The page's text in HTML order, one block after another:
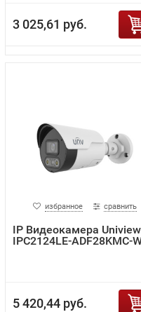
3 025,61 руб.
избранное сравнить
IP Видеокамера Uniview
IPC2124LE-ADF28KMC-
5 420,44 руб.